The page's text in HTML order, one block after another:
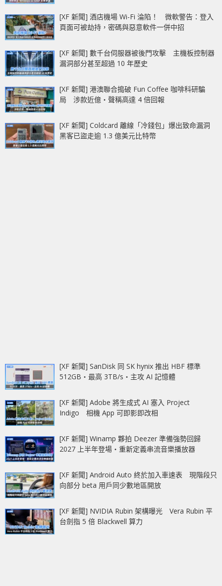
[XF 新聞] 酒店機場 Wi-Fi 淪陷！ 微軟警告：登入
頁面可被劫持，密碼與惡意軟件一併中招
[XF 新聞] 數千台伺服器被後門攻擊 主機板控制器
漏洞部分甚至超過 10 年歷史
[XF 新聞] 港澳聯合搗破 Fun Coffee 咖啡科研騙
局 涉款近億‧聲稱高達 4 倍回報
[XF 新聞] Coldcard 離線「冷錢包」爆出致命漏洞
黑客已盜走逾 1.3 億美元比特幣
[XF 新聞] SanDisk 同 SK hynix 推出 HBF 標準
512GB‧最高 3TB/s‧主攻 AI 記憶體
[XF 新聞] Adobe 將生成式 AI 塞入 Project
Indigo 相機 App 可即影即改相
[XF 新聞] Winamp 夥拍 Deezer 準備強勢回歸
2027 上半年登場‧重新定義串流音樂播放器
[XF 新聞] Android Auto 終於加入車速表 現階段只
向部分 beta 用戶同少數地區開放
[XF 新聞] NVIDIA Rubin 架構曝光 Vera Rubin 平
台劍指 5 倍 Blackwell 算力